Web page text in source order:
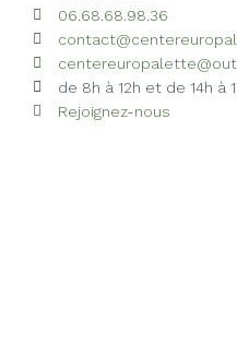
06.68.68.98.36
de 8h à 12h et de 14h à
Rejoignez-nous